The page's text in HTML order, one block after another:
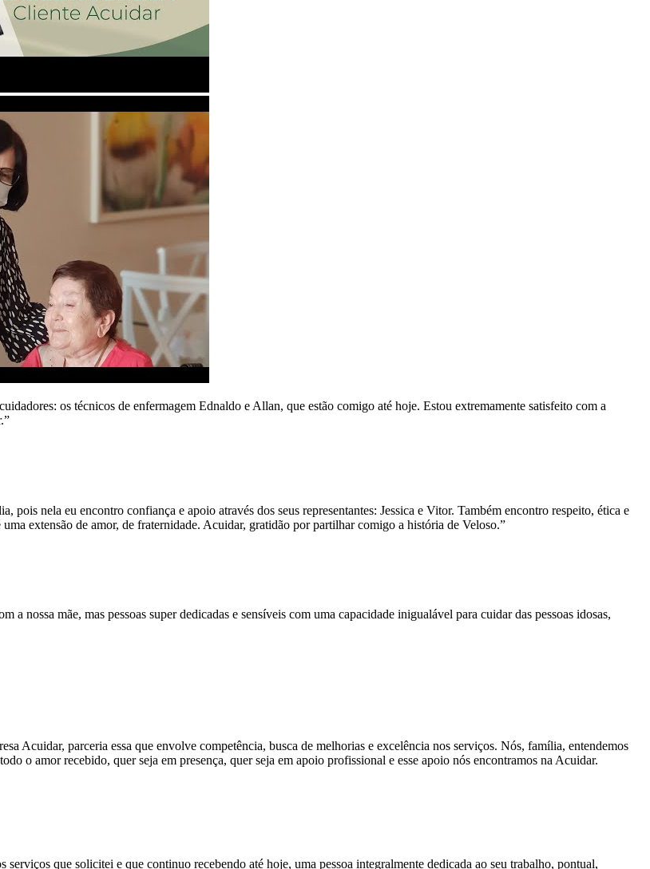
os técnicos de enfermagem Ednaldo e Allan, que estão comigo até hoje. Estou extremamente satisfeito com a
pois nela eu encontro confiança e apoio através dos seus representantes: Jessica e Vitor. Também encontro respeito, ética e
extensão de amor, de fraternidade. Acuidar, gratidão por partilhar comigo a história de Veloso.”
nossa mãe, mas pessoas super dedicadas e sensíveis com uma capacidade inigualável para cuidar das pessoas idosas,
Acuidar, parceria essa que envolve competência, busca de melhorias e excelência nos serviços. Nós, família, entendemos
o amor recebido, quer seja em presença, quer seja em apoio profissional e esse apoio nós encontramos na Acuidar.
que solicitei e que continuo recebendo até hoje, uma pessoa integralmente dedicada ao seu trabalho, pontual,